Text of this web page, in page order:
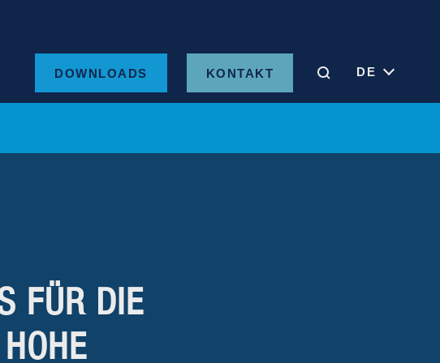
DOWNLOADS KONTAKT DE
FÜR DIE